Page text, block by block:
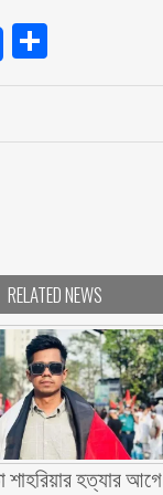
RELATED NEWS
শাহরিয়ার হত্যার আগে